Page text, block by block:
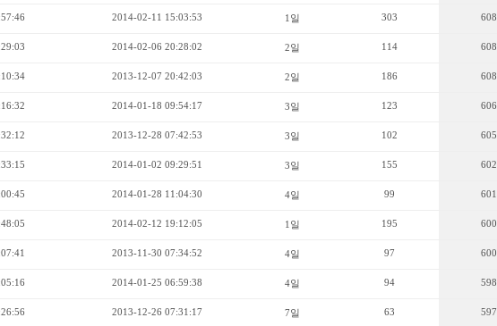
2014-02-11 15:03:53 1일 303 608
2014-02-06 20:28:02 2일 114 608
2013-12-07 20:42:03 2일 186 608
2014-01-18 09:54:17 3일 123 606
2013-12-28 07:42:53 3일 102 605
2014-01-02 09:29:51 3일 155 602
2014-01-28 11:04:30 4일 99 601
2014-02-12 19:12:05 1일 195 600
2013-11-30 07:34:52 4일 97 600
2014-01-25 06:59:38 4일 94 598
2013-12-26 07:31:17 7일 63 597